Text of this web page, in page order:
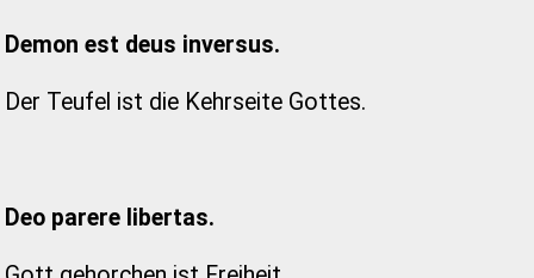
Demon est deus inversus.
Der Teufel ist die Kehrseite Gottes.
Deo parere libertas.